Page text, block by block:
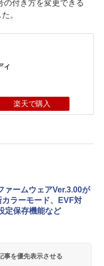
の付き方を変更できる
。
ィ
楽天で購入
ァームウェアVer.3.00が
ラーモード、EVF対
定保存機能など
事を優先表示させる